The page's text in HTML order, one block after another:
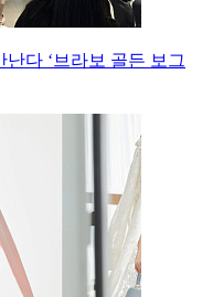
다 ‘브라보 골든 보그